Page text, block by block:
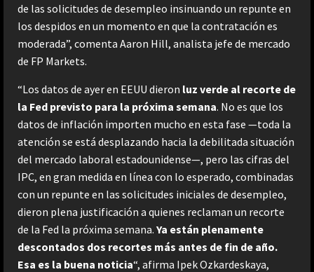
de las solicitudes de desempleo insinuando un repunte en
los despidos en un momento en que la contratación es
moderada”, comenta Aaron Hill, analista jefe de mercado
de FP Markets.
“Los datos de ayer en EEUU dieron luz verde al recorte de
la Fed previsto para la próxima semana. No es que los
datos de inflación importen mucho en esta fase —toda la
atención se está desplazando hacia la debilitada situación
del mercado laboral estadounidense—, pero las cifras del
IPC, en gran medida en línea con lo esperado, combinadas
con un repunte en las solicitudes iniciales de desempleo,
dieron plena justificación a quienes reclaman un recorte
de la Fed la próxima semana. Ya están plenamente
descontados dos recortes más antes de fin de año.
Esa es la buena noticia“, afirma Ipek Ozkardeskaya,